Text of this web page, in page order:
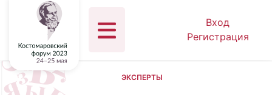
Вход
Регистрация
ЭКСПЕРТЫ